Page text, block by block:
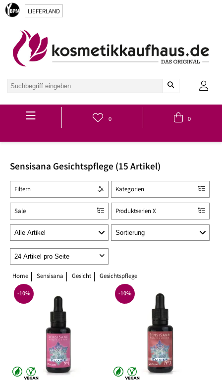
LIEFERLAND
Hauptmenü
0 0
Sensisana Gesichtspflege (15 Artikel)
Kategorien
Sale Produktserien X
Filtern
Home Sensisana Gesicht Gesichtspflege
-10% -10%